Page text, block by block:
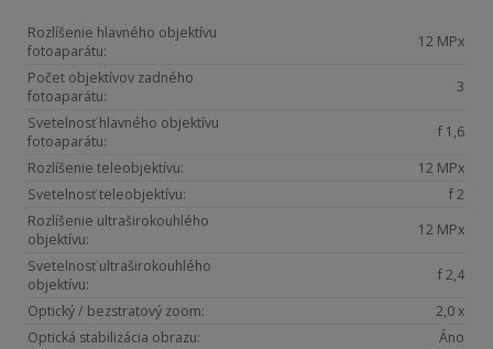
Rozlíšenie hlavného objektívu
fotoaparátu:
12 MPx
Počet objektívov zadného
fotoaparátu:
3
Svetelnosť hlavného objektívu
fotoaparátu:
f 1,6
Rozlíšenie teleobjektívu:
12 MPx
Svetelnosť teleobjektívu:
f 2
Rozlíšenie ultraširokouhlého
objektívu:
12 MPx
Svetelnosť ultraširokouhlého
objektívu:
f 2,4
Optický / bezstratový zoom:
2,0 x
Optická stabilizácia obrazu:
Áno